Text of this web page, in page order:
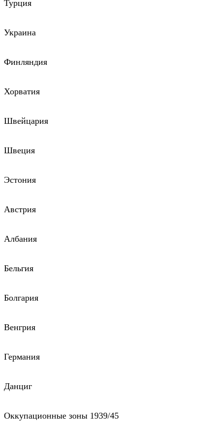
Турция
Украина
Финляндия
Хорватия
Швейцария
Швеция
Эстония
Австрия
Албания
Бельгия
Болгария
Венгрия
Германия
Данциг
Оккупационные зоны 1939/45